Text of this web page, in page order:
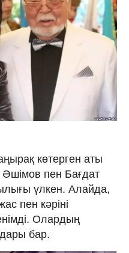
көтерген аты
Әшімов пен Бағдат
үлкен. Алайда,
пен кәріні
Олардың
бар.